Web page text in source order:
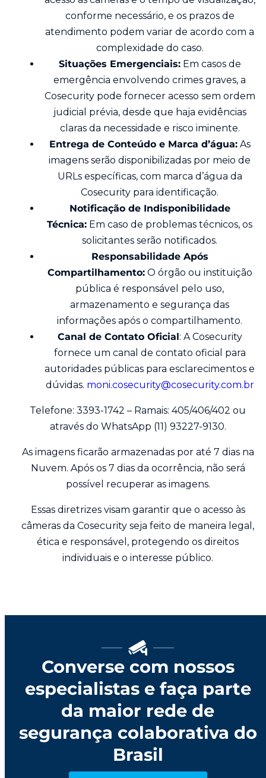
conforme necessário, e os prazos de
atendimento podem variar de acordo com a
complexidade do caso.
Situações Emergenciais:Em casos de
emergência envolvendo crimes graves, a
Cosecurity pode fornecer acesso sem ordem
judicial prévia, desde que haja evidências
claras da necessidade e risco iminente.
Entrega de Conteúdo e Marca d’água:As
imagens serão disponibilizadas por meio de
URLs específicas, com marca d’água da
Cosecurity para identificação.
Notificação de Indisponibilidade
Técnica: Em caso de problemas técnicos, os
solicitantes serão notificados.
Responsabilidade Após
Compartilhamento:O órgão ou instituição
pública é responsável pelo uso,
armazenamento e segurança das
informações após o compartilhamento.
Canal de Contato Oficial: A Cosecurity
fornece um canal de contato oficial para
autoridades públicas para esclarecimentos e
dúvidas. moni.cosecurity@cosecurity.com.br
Telefone: 3393-1742 – Ramais: 405/406/402 ou
através do WhatsApp (11) 93227-9130.
As imagens ficarão armazenadas por até 7 dias na
Nuvem. Após os 7 dias da ocorrência, não será
possível recuperar as imagens.
Essas diretrizes visam garantir que o acesso às
câmeras da Cosecurity seja feito de maneira legal,
ética e responsável, protegendo os direitos
individuais e o interesse público.
Converse com nossos
especialistas e faça parte
da maior rede de
segurança colaborativa do
Brasil